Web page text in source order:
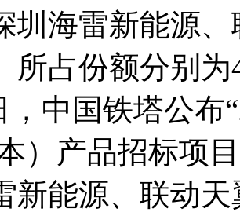
圳海雷新能源
所占份额分别为
，中国铁塔公布
本）产品招标项
新能源、联动